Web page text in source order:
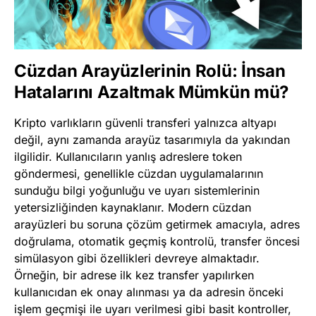
Cüzdan Arayüzlerinin Rolü: İnsan
Hatalarını Azaltmak Mümkün mü?
Kripto varlıkların güvenli transferi yalnızca altyapı
değil, aynı zamanda arayüz tasarımıyla da yakından
ilgilidir. Kullanıcıların yanlış adreslere token
göndermesi, genellikle cüzdan uygulamalarının
sunduğu bilgi yoğunluğu ve uyarı sistemlerinin
yetersizliğinden kaynaklanır. Modern cüzdan
arayüzleri bu soruna çözüm getirmek amacıyla, adres
doğrulama, otomatik geçmiş kontrolü, transfer öncesi
simülasyon gibi özellikleri devreye almaktadır.
Örneğin, bir adrese ilk kez transfer yapılırken
kullanıcıdan ek onay alınması ya da adresin önceki
işlem geçmişi ile uyarı verilmesi gibi basit kontroller,